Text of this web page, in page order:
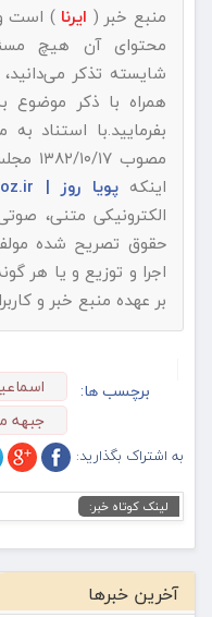
منبع خبر ( ایرنا ) است
محتوای آن هیچ
شایسته تذکر
همراه با ذکر موضوع
مصوب
اینکهپویا روز | pooyarooz.ir
الکترونیکی متنی،
حقوق تصریح شده
اجرا و توزیع و یا هر
بر عهده منبع خبر و
برچسب ها:
جبهه
به اشتراک بگذارید:
لینک کوتاه خبر:
آخرین خبرها